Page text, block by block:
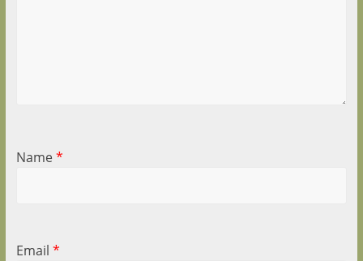
Name*
Email *